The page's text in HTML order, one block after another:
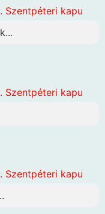
Szentpéteri kapu
Szentpéteri kapu
Szentpéteri kapu